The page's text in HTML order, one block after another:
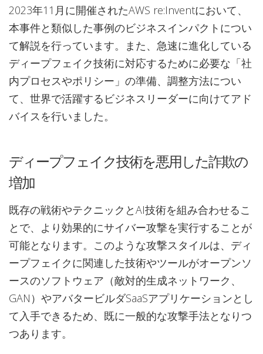
2023年11月に開催されたAWS re:Inventにおいて、
本事件と類似した事例のビジネスインパクトについ
て解説を行っています。また、急速に進化している
ディープフェイク技術に対応するために必要な「社
内プロセスやポリシー」の準備、調整方法につい
て、世界で活躍するビジネスリーダーに向けてアド
バイスを行いました。
ディープフェイク技術を悪用した詐欺の
増加
既存の戦術やテクニックとAI技術を組み合わせるこ
とで、より効果的にサイバー攻撃を実行することが
可能となります。このような攻撃スタイルは、ディ
ープフェイクに関連した技術やツールがオープンソ
ースのソフトウェア（敵対的生成ネットワーク、
GAN）やアバタービルダSaaSアプリケーションとし
て入手できるため、既に一般的な攻撃手法となりつ
つあります。